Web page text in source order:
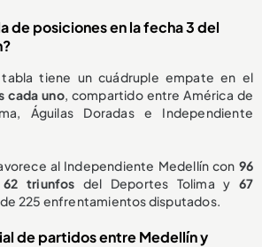
de posiciones en la fecha 3 del
tiene un cuádruple empate en el
cada uno, compartido entre América de
Águilas Doradas e Independiente
al Independiente Medellín con 96
62 triunfos del Deportes Tolima y 67
de 225 enfrentamientos disputados.
de partidos entre Medellín y